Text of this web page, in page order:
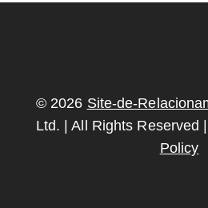
© 2026 Site-de-
Ltd. | All Rights Reserved |
Policy